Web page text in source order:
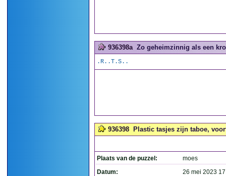
936398a Zo geheimzinnig als een
.R..T.S..
936398 Plastic tasjes zijn taboe,
Plaats van de puzzel:
moes
Datum:
26 mei 2023